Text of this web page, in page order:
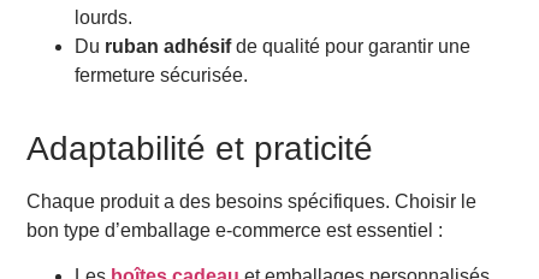
Optimisez l’emballage
Respectez votre image de marque
Focus : L’emballage, levier de différenciation pour
commerce
Conclusion : Vers un emballage e-commerce optimisé
et durable
FAQ sur l’emballage e-commerce
en e-commerce ?
lourds.
Du ruban adhésifde qualité pour garantir une
fermeture sécurisée.
Adaptabilité et praticité
Chaque produit a des besoins spécifiques. Choisir le
bon type d’emballage e-commerce est essentiel :